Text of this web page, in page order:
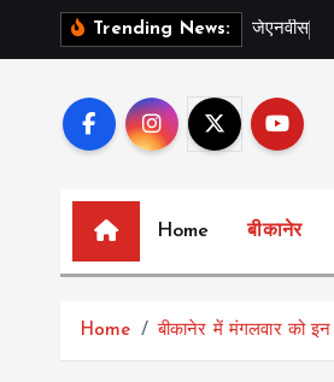
Trending News: जएनवस
Home बीकानेर
Home बीकानेर में मंगलवार को इन